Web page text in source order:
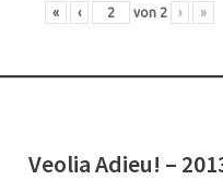
« ‹ von 2 › »
Veolia Adieu! –